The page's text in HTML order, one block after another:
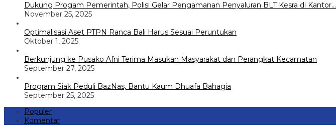
Dukung Progam Pemerintah, Polisi Gelar Pengamanan Penyaluran BLT Kesra di Kantor…
November 25, 2025
Optimalisasi Aset PTPN Ranca Bali Harus Sesuai Peruntukan
Oktober 1, 2025
Berkunjung ke Pusako Afni Terima Masukan Masyarakat dan Perangkat Kecamatan
September 27, 2025
Program Siak Peduli BazNas, Bantu Kaum Dhuafa Bahagia
September 25, 2025
Populer
Komentar